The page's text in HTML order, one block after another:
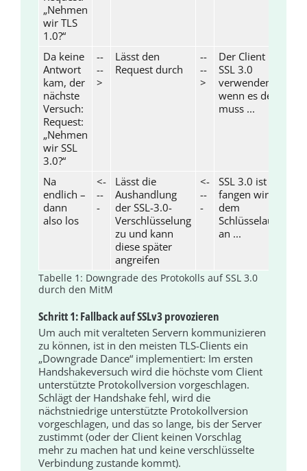
„Nehmen
wir TLS
1.0?“
Da keine
Antwort
kam, der
nächste
Versuch:
Request:
„Nehmen
wir SSL
3.0?“
--
--
>
Lässt den
Request durch
--
--
>
Der Client möchte
SSL 3.0
verwenden? Na,
wenn es denn sein
muss ...
Na
endlich –
dann
also los
<-
--
-
Lässt die
Aushandlung
der SSL-3.0-
Verschlüsselung
zu und kann
diese später
angreifen
<-
--
-
SSL 3.0 ist OK,
fangen wir mit
dem
an ...
Tabelle 1: Downgrade des Protokolls auf SSL 3.0
durch den MitM
Schritt 1: Fallback auf SSLv3 provozieren
Um auch mit veralteten Servern kommunizieren
zu können, ist in den meisten TLS-Clients ein
„Downgrade Dance“ implementiert: Im ersten
Handshakeversuch wird die höchste vom Client
unterstützte Protokollversion vorgeschlagen.
Schlägt der Handshake fehl, wird die
nächstniedrige unterstützte Protokollversion
vorgeschlagen, und das so lange, bis der Server
zustimmt (oder der Client keinen Vorschlag
mehr zu machen hat und keine verschlüsselte
Verbindung zustande kommt).